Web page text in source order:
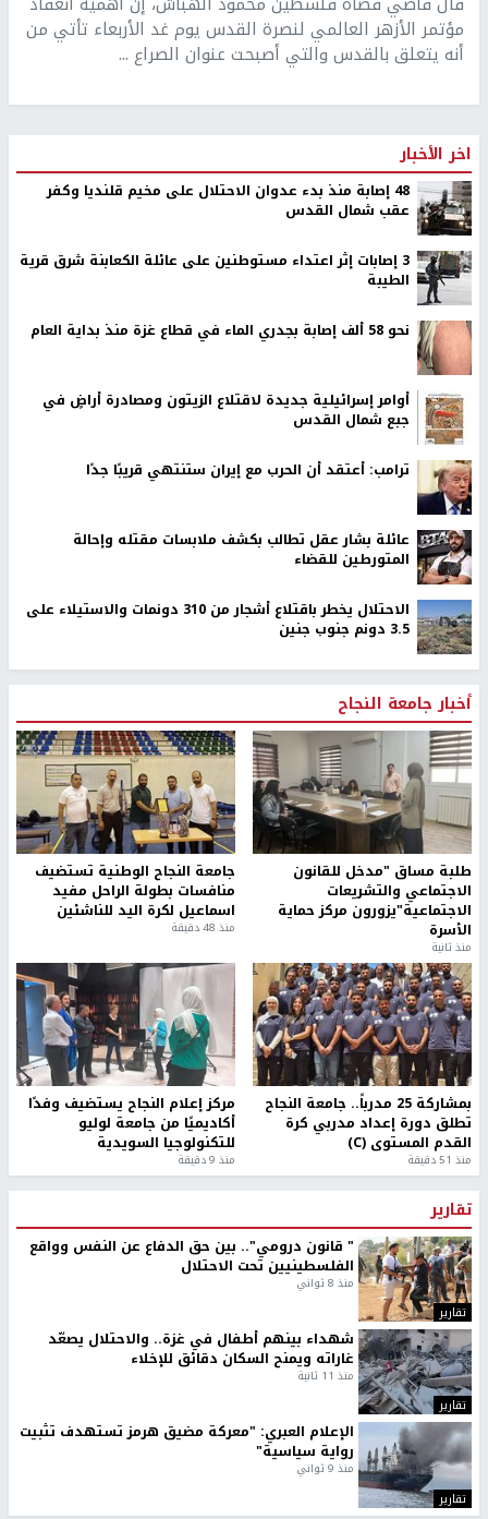
مؤتمر الأزهر العالمي لنصرة القدس يوم غد الأربعاء تأتي من
أنه يتعلق بالقدس والتي أصبحت عنوان الصراع ...
اخر الأخبار
48 إصابة منذ بدء عدوان الاحتلال على مخيم قلنديا وكفر
عقب شمال القدس
‏3 إصابات إثر اعتداء مستوطنين على عائلة الكعابنة شرق قرية
الطيبة
نحو 58 ألف إصابة بجدري الماء في قطاع غزة منذ بداية العام
أوامر إسرائيلية جديدة لاقتلاع الزيتون ومصادرة أراضٍ في
جبع شمال القدس
ترامب: أعتقد أن الحرب مع إيران ستنتهي قريبًا جدًا
عائلة بشار عقل تطالب بكشف ملابسات مقتله وإحالة
المتورطين للقضاء
الاحتلال يخطر باقتلاع أشجار من 310 دونمات والاستيلاء على
3.5 دونم جنوب جنين
أخبار جامعة النجاح
طلبة مساق "مدخل للقانون
الاجتماعي والتشريعات
الاجتماعية"يزورون مركز حماية
الأسرة
منذ ثانية
جامعة النجاح الوطنية تستضيف
منافسات بطولة الراحل مفيد
اسماعيل لكرة اليد للناشئين
منذ 48 دقيقة
بمشاركة 25 مدرباً.. جامعة النجاح
تطلق دورة إعداد مدربي كرة
القدم المستوى (C)
منذ 51 دقيقة
مركز إعلام النجاح يستضيف وفدًا
أكاديميًا من جامعة لوليو
للتكنولوجيا السويدية
منذ 9 دقيقة
تقارير
تقارير
" قانون درومي".. بين حق الدفاع عن النفس وواقع
الفلسطينيين تحت الاحتلال
منذ 8 ثواني
تقارير
شهداء بينهم أطفال في غزة.. والاحتلال يصعّد
غاراته ويمنح السكان دقائق للإخلاء
منذ 11 ثانية
تقارير
الإعلام العبري: "معركة مضيق هرمز تستهدف تثبيت
رواية سياسية"
منذ 9 ثواني